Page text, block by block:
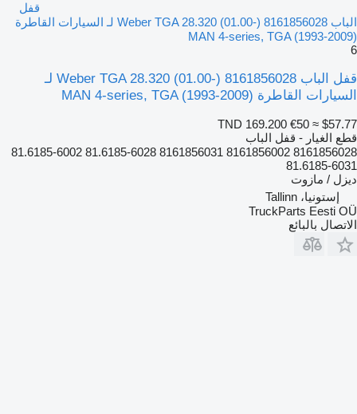
قفل
الباب Weber TGA 28.320 (01.00-) 8161856028 لـ السيارات القاطرة
MAN 4-series, TGA (1993-2009)
6
قفل الباب Weber TGA 28.320 (01.00-) 8161856028 لـ
السيارات القاطرة MAN 4-series, TGA (1993-2009)
TND 169.200 €50 ≈ $57.77
قطع الغيار - قفل الباب
8161856028 8161856002 8161856031 81.6185-6028 81.6185-6002
81.6185-6031
ديزل / مازوت
إستونيا، Tallinn
TruckParts Eesti OÜ
الاتصال بالبائع